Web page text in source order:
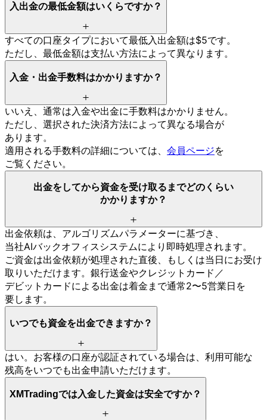
入出金の最低金額はいくらですか？
すべての口座タイプにおいて最低入出金額は$5です。
ただし、 最低金額は支払い方法によって異なります。
入金・出金手数料はかかりますか？
いいえ、 通常は 入金や出金に手数料はかかりません。
ただし、 選択された決済方法に よって異なる場合が
あります。
適用される手数料の詳細については、 会員ページを
ご覧ください。
出金を してから資金を受け取るまでどの くらい
かかりますか？
出金依頼は、 アルゴリズムパラメーターに基づき、
当社AIバックオフィスシステムにより 即時処理されます。
ご資金は出金依頼が処理された直後、 もしくは当日にお受け
取りいただけます。 銀行送金やクレジットカード／
デビットカードによる出金は着金まで通常2〜5営業日を
要します。
いつでも資金を出金できますか？
はい。 お客様の口座が認証されている場合は、 利用可能な
残高をいつでも出金申請いただけます。
XMTradingでは 入金した資金は安全ですか？